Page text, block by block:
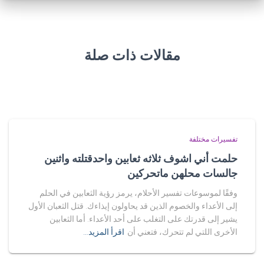
مقالات ذات صلة
تفسيرات مختلفة
حلمت أني اشوف ثلاثه ثعابين واحدقتلته واثنين
جالسات محلهن ماتحركين
وفقًا لموسوعات تفسير الأحلام، يرمز رؤية الثعابين في الحلم
إلى الأعداء والخصوم الذين قد يحاولون إيذاءك. قتل الثعبان الأول
يشير إلى قدرتك على التغلب على أحد الأعداء. أما الثعابين
الأخرى اللتي لم تتحرك، فتعني أن اقرأ المزيد…